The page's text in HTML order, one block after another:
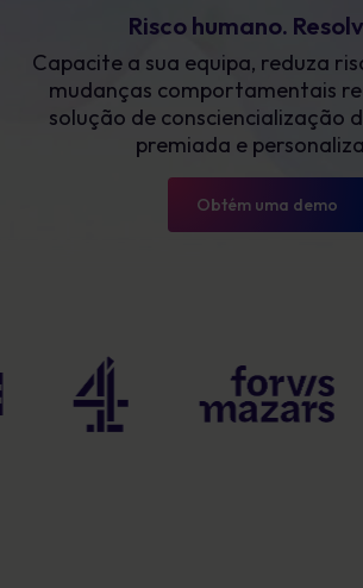
Risco humano.
Capacite a sua equipa, reduza
mudanças comportamentais
solução de consciencialização
premiada e
Obtém uma demo